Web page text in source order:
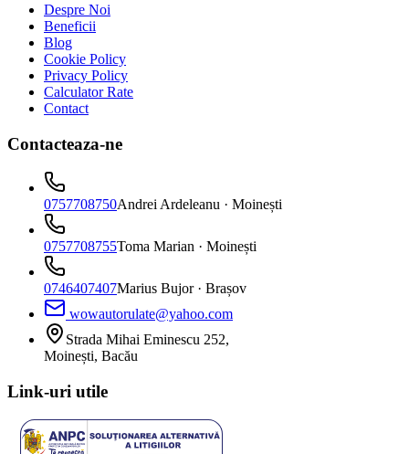
Despre Noi
Beneficii
Blog
Cookie Policy
Privacy Policy
Calculator Rate
Contact
Contacteaza-ne
0757708750Andrei Ardeleanu · Moinești
0757708755Toma Marian · Moinești
0746407407Marius Bujor · Brașov
wowautorulate@yahoo.com
Strada Mihai Eminescu 252,
Moinești, Bacău
Link-uri utile